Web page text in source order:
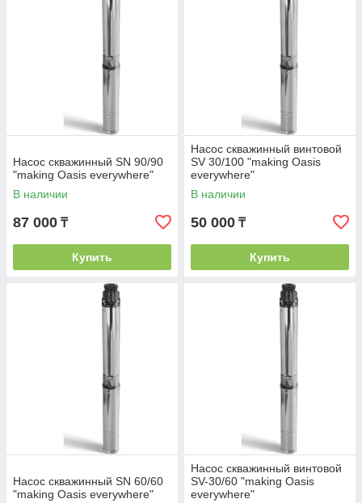
Насос скважинный SN 90/90
"making Оasis everywhere"
В наличии
87 000 ₸
Купить
Насос скважинный винтовой
SV 30/100 "making Оasis
everywhere"
В наличии
50 000 ₸
Купить
Насос скважинный SN 60/60
"making Оasis everywhere"
Насос скважинный винтовой
SV-30/60 "making Оasis
everywhere"